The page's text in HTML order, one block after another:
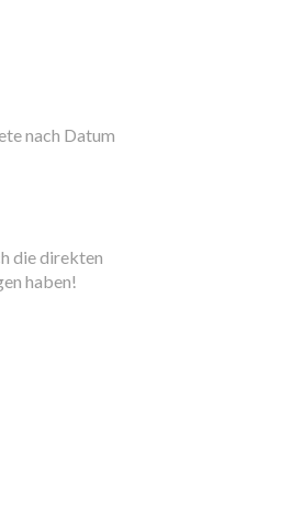
nach Datum
die direkten
haben!